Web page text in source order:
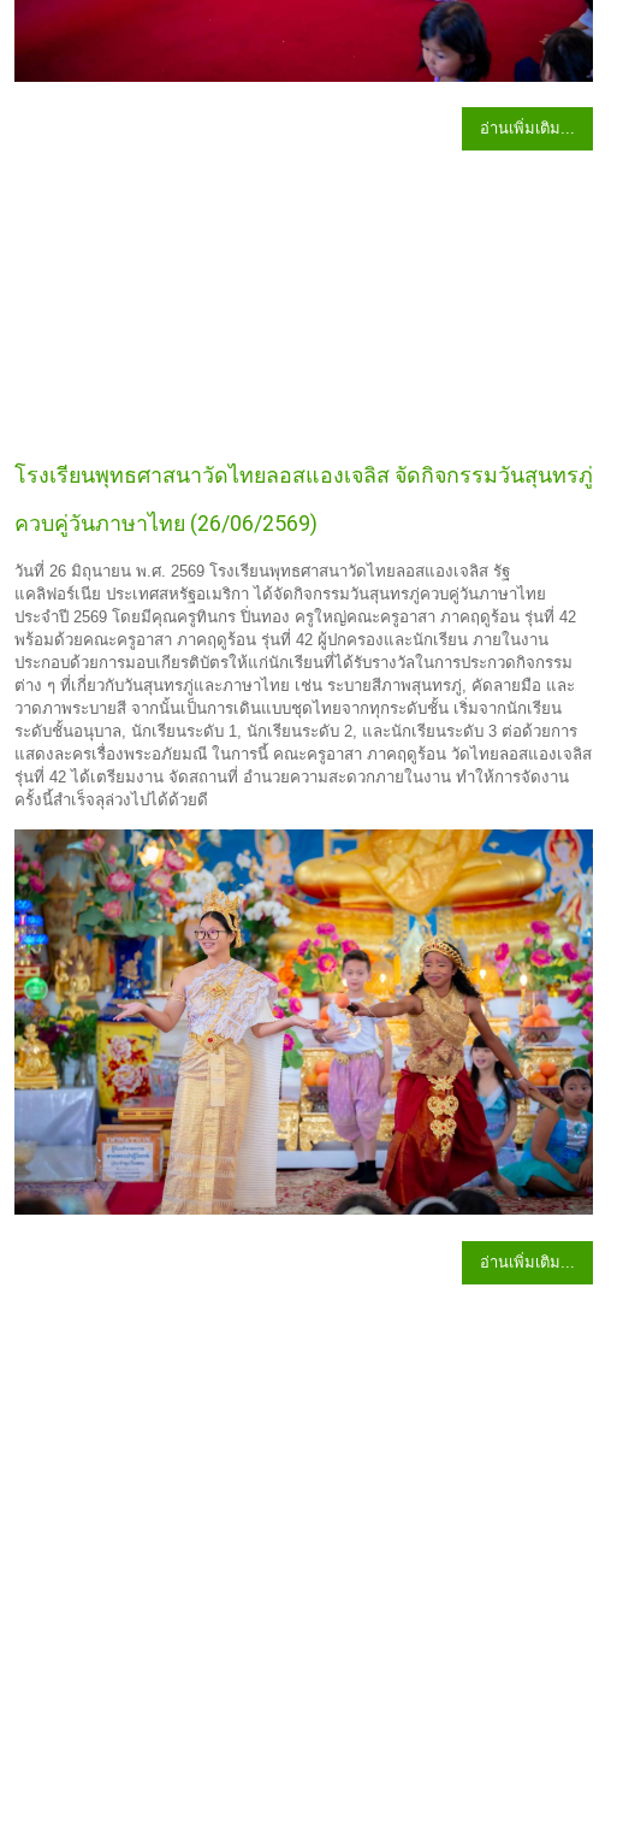
อ่านเพิ่มเติม...
โรงเรียนพุทธศาสนาวัดไทยลอสแองเจลิส จัดกิจกรรมวันสุนทรภู่
ควบคู่วันภาษาไทย (26/06/2569)
วันที่ 26 มิถุนายน พ.ศ. 2569 โรงเรียนพุทธศาสนาวัดไทยลอสแองเจลิส รัฐ
แคลิฟอร์เนีย ประเทศสหรัฐอเมริกา ได้จัดกิจกรรมวันสุนทรภู่ควบคู่วันภาษาไทย
ประจำปี 2569 โดยมีคุณครูทินกร ปิ่นทอง ครูใหญ่คณะครูอาสา ภาคฤดูร้อน รุ่นที่ 42
พร้อมด้วยคณะครูอาสา ภาคฤดูร้อน รุ่นที่ 42 ผู้ปกครองและนักเรียน ภายในงาน
ประกอบด้วยการมอบเกียรติบัตรให้แก่นักเรียนที่ได้รับรางวัลในการประกวดกิจกรรม
ต่าง ๆ ที่เกี่ยวกับวันสุนทรภู่และภาษาไทย เช่น ระบายสีภาพสุนทรภู่, คัดลายมือ และ
วาดภาพระบายสี จากนั้นเป็นการเดินแบบชุดไทยจากทุกระดับชั้น เริ่มจากนักเรียน
ระดับชั้นอนุบาล, นักเรียนระดับ 1, นักเรียนระดับ 2, และนักเรียนระดับ 3 ต่อด้วยการ
แสดงละครเรื่องพระอภัยมณี ในการนี้ คณะครูอาสา ภาคฤดูร้อน วัดไทยลอสแองเจลิส
รุ่นที่ 42 ได้เตรียมงาน จัดสถานที่ อำนวยความสะดวกภายในงาน ทำให้การจัดงาน
ครั้งนี้สำเร็จลุล่วงไปได้ด้วยดี
อ่านเพิ่มเติม...